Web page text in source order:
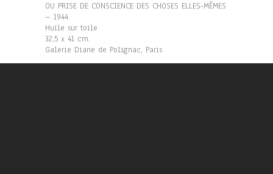
OU PRISE DE CONSCIENCE DES CHOSES ELLES-MÊMES
– 1944
Huile sur toile
32,5 x 41 cm.
Galerie Diane de Polignac, Paris